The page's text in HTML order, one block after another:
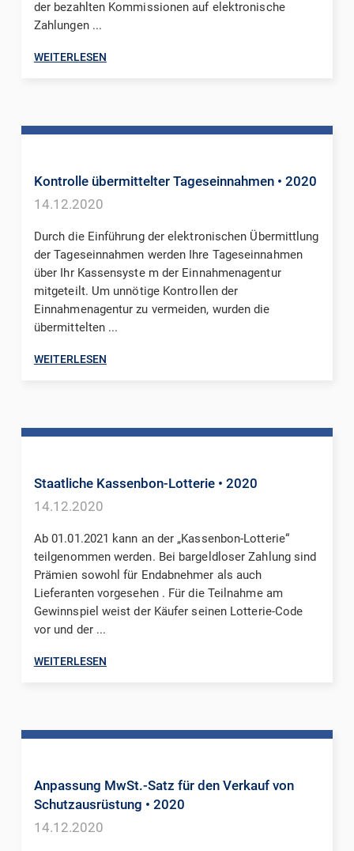
der bezahlten Kommissionen auf elektronische
Zahlungen ...
WEITERLESEN
Kontrolle übermittelter Tageseinnahmen • 2020
14.12.2020
Durch die Einführung der elektronischen Übermittlung
der Tageseinnahmen werden Ihre Tageseinnahmen
über Ihr Kassensyste m der Einnahmenagentur
mitgeteilt. Um unnötige Kontrollen der
Einnahmenagentur zu vermeiden, wurden die
übermittelten ...
WEITERLESEN
Staatliche Kassenbon-Lotterie • 2020
14.12.2020
Ab 01.01.2021 kann an der „Kassenbon-Lotterie“
teilgenommen werden. Bei bargeldloser Zahlung sind
Prämien sowohl für Endabnehmer als auch
Lieferanten vorgesehen . Für die Teilnahme am
Gewinnspiel weist der Käufer seinen Lotterie-Code
vor und der ...
WEITERLESEN
Anpassung MwSt.-Satz für den Verkauf von
Schutzausrüstung • 2020
14.12.2020